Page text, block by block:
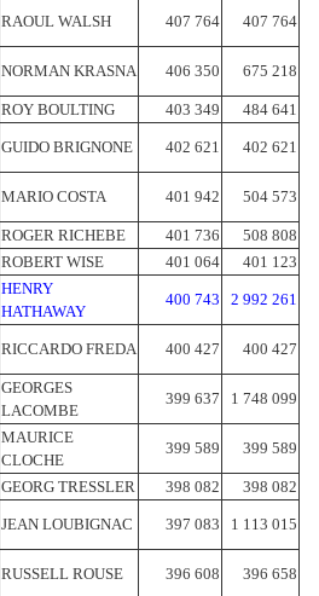
RAOUL WALSH 407 764 407 764
NORMAN KRASNA 406 350 675 218
ROY BOULTING 403 349 484 641
GUIDO BRIGNONE 402 621 402 621
MARIO COSTA 401 942 504 573
ROGER RICHEBE 401 736
508 808
ROBERT WISE 401 064 401 123
HENRY
HATHAWAY
400 743 2 992 261
RICCARDO FREDA 400 427 400 427
GEORGES
LACOMBE
399 637 1 748 099
MAURICE
CLOCHE
399 589 399 589
GEORG TRESSLER 398 082 398 082
JEAN LOUBIGNAC 397 083 1 113 015
RUSSELL ROUSE 396 608 396 658